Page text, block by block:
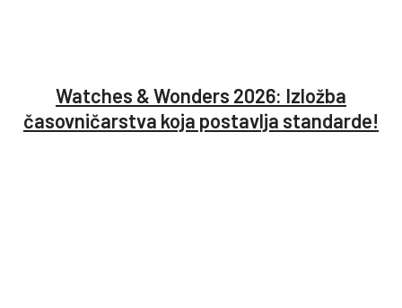
Watches & Wonders 2026: Izložba
časovničarstva koja postavlja standarde!